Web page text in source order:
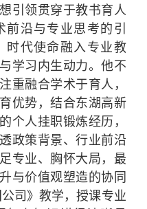
引领贯穿于教书育人
沿与专业思考的引
时代使命融入专业教
学习内生动力。他不
重融合学术于育人，
优势，结合东湖高新
个人挂职锻炼经历，
政策背景、行业前沿
专业、胸怀大局，最
与价值观塑造的协同
司》教学，授课专业